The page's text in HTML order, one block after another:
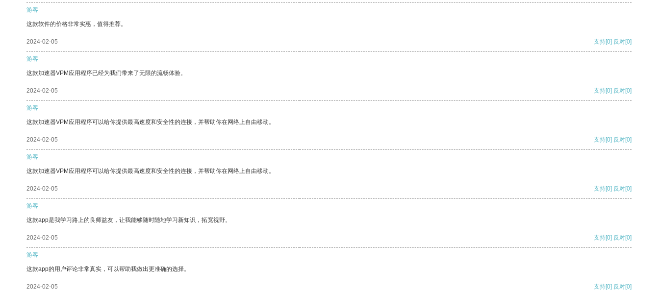
游客
这款软件的价格非常实惠，值得推荐。
2024-02-05 支持[0] 反对[0]
游客
这款加速器VPM应用程序已经为我们带来了无限的流畅体验。
2024-02-05 支持[0] 反对[0]
游客
这款加速器VPM应用程序可以给你提供最高速度和安全性的连接，并帮助你在网络上自由移动。
2024-02-05 支持[0] 反对[0]
游客
这款加速器VPM应用程序可以给你提供最高速度和安全性的连接，并帮助你在网络上自由移动。
2024-02-05 支持[0] 反对[0]
游客
这款app是我学习路上的良师益友，让我能够随时随地学习新知识，拓宽视野。
2024-02-05 支持[0] 反对[0]
游客
这款app的用户评论非常真实，可以帮助我做出更准确的选择。
2024-02-05 支持[0] 反对[0]